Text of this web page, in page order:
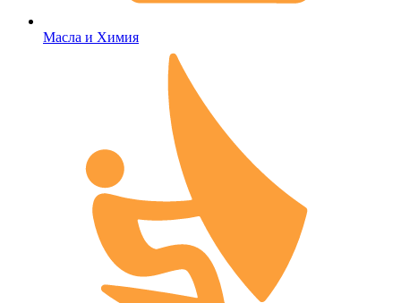
Масла и Химия